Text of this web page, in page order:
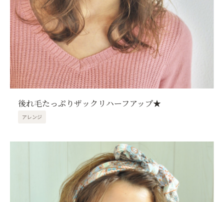
後れ毛たっぷりザックリハーフアップ★
アレンジ